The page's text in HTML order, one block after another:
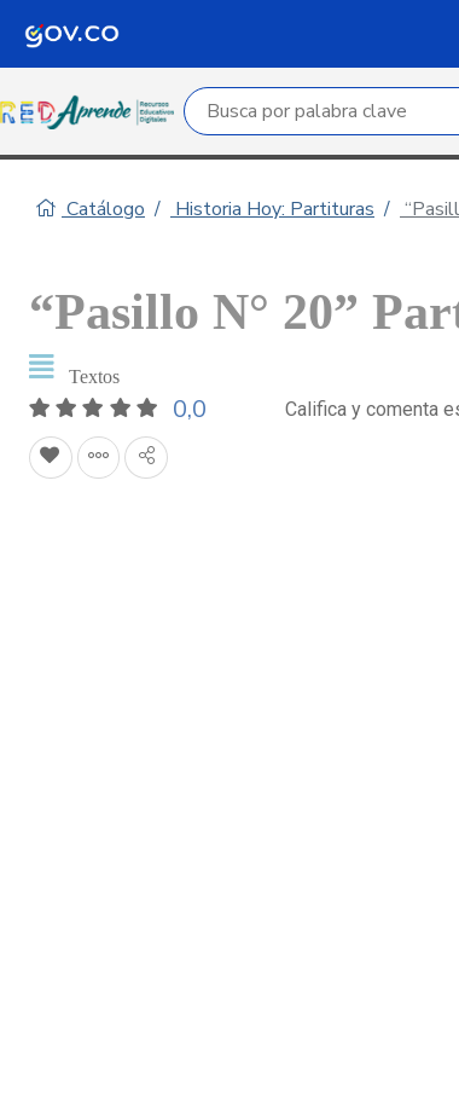
Campo de búsqueda por palabra
Catálogo Historia Hoy: Partituras
“Pasillo N° 20”
Textos
0,0 Califica y comenta